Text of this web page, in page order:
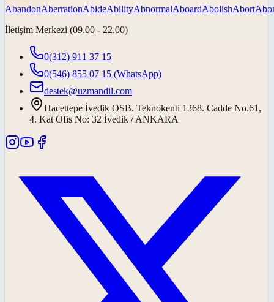
AbandonAberrationAbideAbilityAbnormalAboardAbolishAbort
İletişim Merkezi (09.00 - 22.00)
0(312) 911 37 15
0(546) 855 07 15 (WhatsApp)
destek@uzmandil.com
Hacettepe İvedik OSB. Teknokenti 1368. Cadde No.61,
4. Kat Ofis No: 32 İvedik / ANKARA